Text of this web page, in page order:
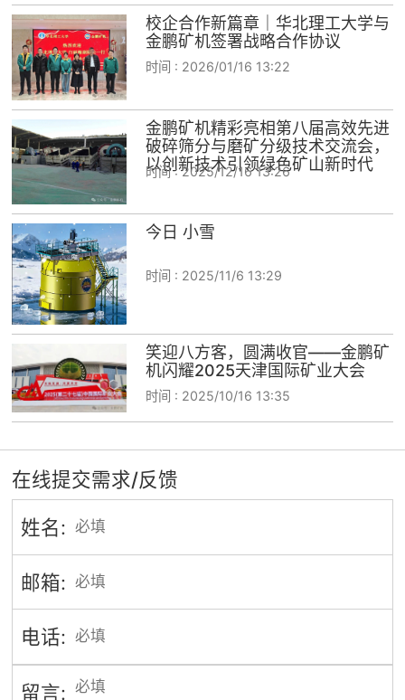
校企合作新篇章｜华北理工大学与
金鹏矿机签署战略合作协议
时间 : 2026/01/16 13:22
金鹏矿机精彩亮相第八届高效先进
破碎筛分与磨矿分级技术交流会，
以创新技术引领绿色矿山新时代
时间 :2025/12/16 13:26
今日 小雪
时间 : 2025/11/6 13:29
笑迎八方客，圆满收官——金鹏矿
机闪耀2025天津国际矿业大会
时间 : 2025/10/16 13:35
在线提交需求/反馈
姓名:
邮箱:
电话:
留言: